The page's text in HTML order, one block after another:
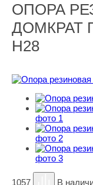
ОПОРА
ДОМКРАТ
H28
1057
В